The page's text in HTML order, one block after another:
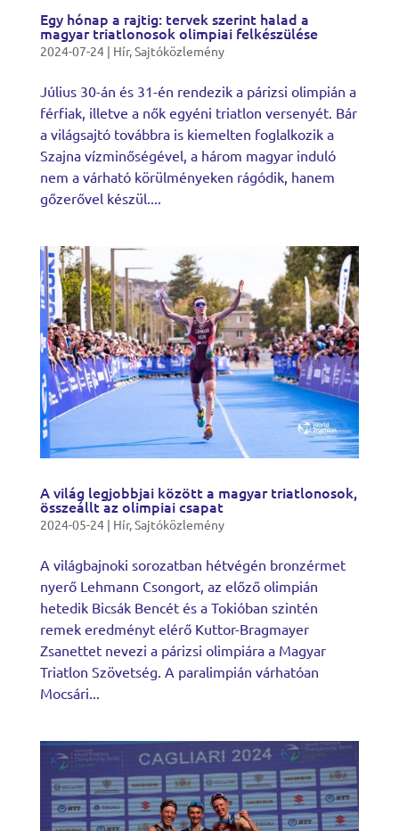
Egy hónap a rajtig: tervek szerint halad a
magyar triatlonosok olimpiai felkészülése
2024-07-24| Hír,Sajtóközlemény
Július 30-án és 31-én rendezik a párizsi olimpián a
férfiak, illetve a nők egyéni triatlon versenyét. Bár
a világsajtó továbbra is kiemelten foglalkozik a
Szajna vízminőségével, a három magyar induló
nem a várható körülményeken rágódik, hanem
gőzerővel készül....
A világ legjobbjai között a magyar triatlonosok,
összeállt az olimpiai csapat
2024-05-24| Hír, Sajtóközlemény
A világbajnoki sorozatban hétvégén bronzérmet
nyerő Lehmann Csongort, az előző olimpián
hetedik Bicsák Bencét és a Tokióban szintén
remek eredményt elérő Kuttor-Bragmayer
Zsanettet nevezi a párizsi olimpiára a Magyar
Triatlon Szövetség. A paralimpián várhatóan
Mocsári...